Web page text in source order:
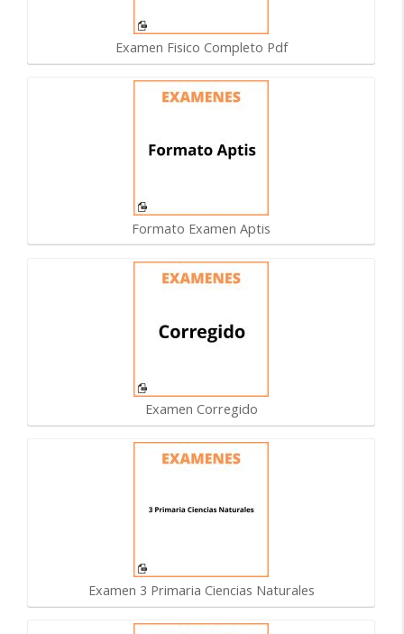
Examen Fisico Completo Pdf
Formato Examen Aptis
Examen Corregido
Examen 3 Primaria Ciencias Naturales